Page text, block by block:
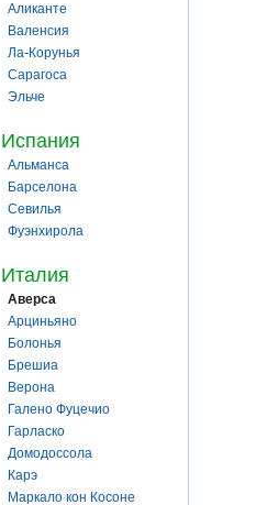
Аликанте
Валенсия
Ла-Корунья
Сарагоса
Эльче
Испания
Альманса
Барселона
Севилья
Фуэнхирола
Италия
Аверса
Арциньяно
Болонья
Брешиа
Верона
Галено Фуцечио
Гарласко
Домодоссола
Карэ
Маркало кон Косоне